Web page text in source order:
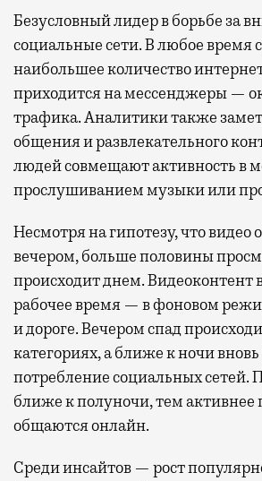
Безусловный лидер в борьбе за
социальные сети. В любое время
наибольшее количество
приходится на мессенджеры —
трафика. Аналитики также
общения и развлекательного
людей совмещают активность в
прослушиванием музыки или
Несмотря на гипотезу, что видео
вечером, больше половины
происходит днем. Видеоконтент
рабочее время — в фоновом
и дороге. Вечером спад
категориях, а ближе к ночи вновь
потребление социальных сетей.
ближе к полуночи, тем активнее
общаются онлайн.
Среди инсайтов — рост